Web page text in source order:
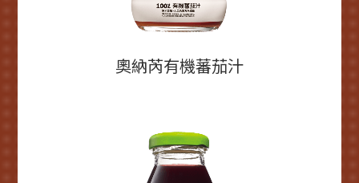
奧納芮有機蕃茄汁